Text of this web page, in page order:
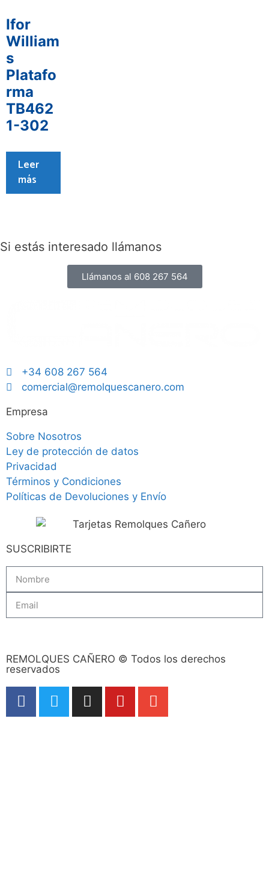
Ifor
William
s
Platafo
rma
TB462
1-302
Leer
más
Si estás interesado llámanos
Llámanos al 608 267 564
+34 608 267 564
comercial@remolquescanero.com
Empresa
Sobre Nosotros
Ley de protección de datos
Privacidad
Términos y Condiciones
Políticas de Devoluciones y Envío
SUSCRIBIRTE
REMOLQUES CAÑERO © Todos los derechos
reservados